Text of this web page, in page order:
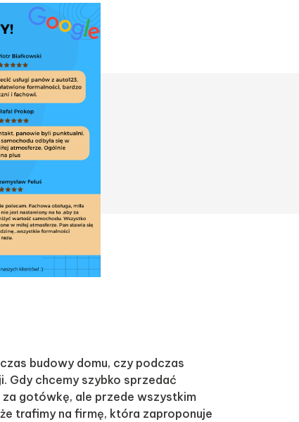
budowy domu, czy podczas
Gdy chcemy szybko sprzedać
gotówkę, ale przede wszystkim
trafimy na firmę, która zaproponuje